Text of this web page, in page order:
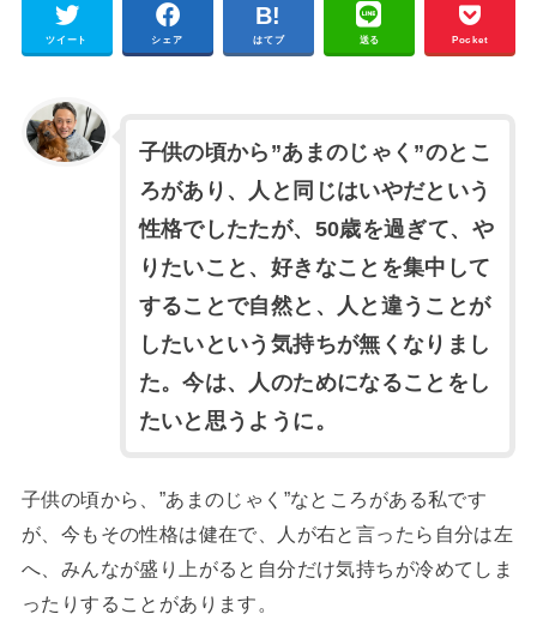
ツイート シェア はてブ 送る Pocket
子供の頃から”あまのじゃく”のとこ
ろがあり、人と同じはいやだという
性格でしたたが、50歳を過ぎて、や
りたいこと、好きなことを集中して
することで自然と、人と違うことが
したいという気持ちが無くなりまし
た。今は、人のためになることをし
たいと思うように。
子供の頃から、”あまのじゃく”なところがある私です
が、今もその性格は健在で、人が右と言ったら自分は左
へ、みんなが盛り上がると自分だけ気持ちが冷めてしま
ったりすることがあります。